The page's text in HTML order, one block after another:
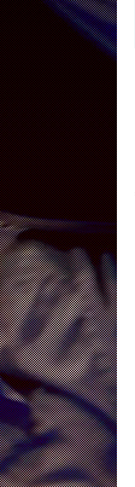
キ
ッ
プ